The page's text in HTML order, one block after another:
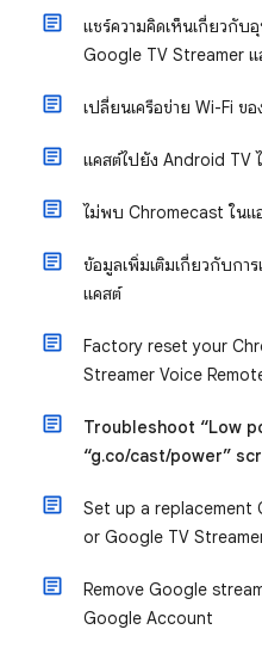
แชร์ความคิดเห็นเกี่ยวกั
Google TV Streamer
เปลี่ยนเครือข่าย Wi-Fi
แคสต์ไปยัง Android TV
ไม่พบ Chromecast ใน
ข้อมูลเพิ่มเติมเกี่ยวกับการ
แคสต์
Factory reset your
Streamer Voice
Troubleshoot “Low
“g.co/cast/power”
Set up a replacement
or Google TV
Remove Google
Google Account